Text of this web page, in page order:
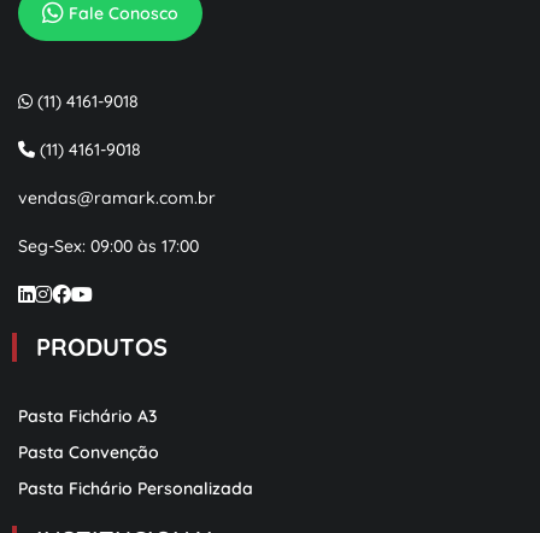
Fale Conosco
(11) 4161-9018
(11) 4161-9018
vendas@ramark.com.br
Seg-Sex: 09:00 às 17:00
PRODUTOS
Pasta Fichário A3
Pasta Convenção
Pasta Fichário Personalizada